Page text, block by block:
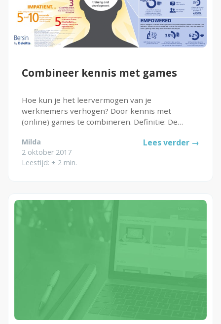
Combineer kennis met games
Hoe kun je het leervermogen van je
werknemers verhogen? Door kennis met
(online) games te combineren. Definitie: De
om te leren, maar dan wel op zijn eigen
voorwaarden. Of iemand wiens leerbehoefte of...
Milda
2 oktober 2017
Leestijd: ± 2 min.
Lees verder →